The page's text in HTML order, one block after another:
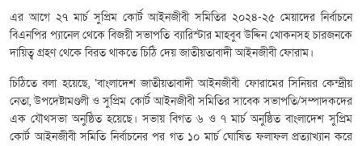
এর আগে ২৭ মার্চ সুপ্রিম কোর্ট আইনজীবী সমিতির ২০২৪-২৫ মেয়াদের নির্বাচনে
বিএনপির প্যানেল থেকে বিজয়ী সভাপতি ব্যারিস্টার মাহবুব উদ্দিন খোকনসহ চারজনকে
দায়িত্ব গ্রহণ থেকে বিরত থাকতে চিঠি দেয় জাতীয়তাবাদী আইনজীবী ফোরাম।
চিঠিতে বলা হয়েছে, ‘বাংলাদেশ জাতীয়তাবাদী আইনজীবী ফোরামের সিনিয়র কেন্দ্রীয়
নেতা, উপদেষ্টামণ্ডলী ও সুপ্রিম কোর্ট আইনজীবী সমিতির সাবেক সভাপতি/সম্পাদকদের
এক যৌথসভা অনুষ্ঠিত হয়েছে। সভায় বিগত ৬ ও ৭ মার্চ অনুষ্ঠিত বাংলাদেশ সুপ্রিম
কোর্ট আইনজীবী সমিতি নির্বাচনের পর গত ১০ মার্চ ঘোষিত ফলাফল প্রত্যাখ্যান করে